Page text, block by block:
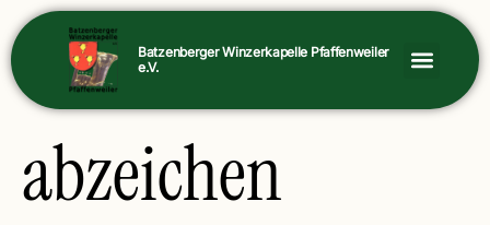
Batzenberger Winzerkapelle Pfaffenweiler
e.V.
abzeichen